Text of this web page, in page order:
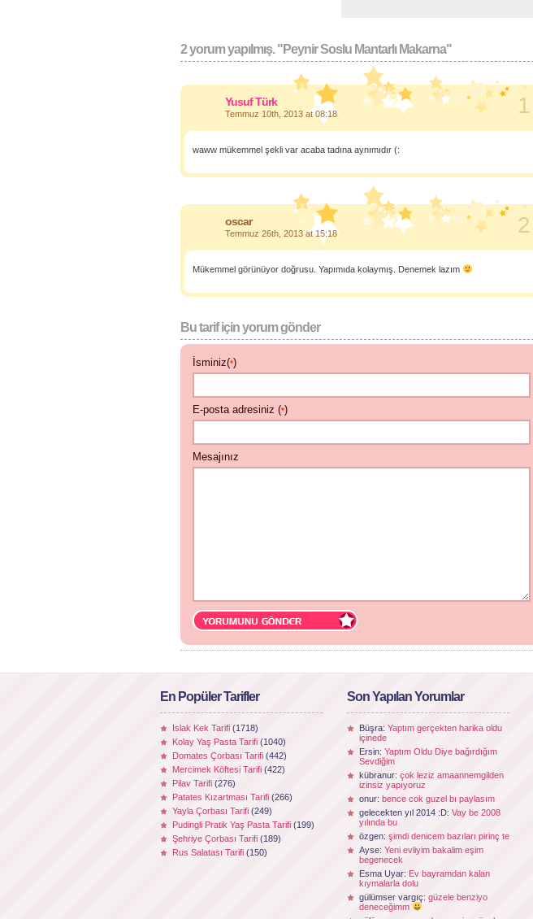
2 yorum yapılmış. "Peynir Soslu Mantarlı Makarna"
Yusuf Türk
Temmuz 10th, 2013 at 08:18 1
waww mükemmel şekli var acaba tadına aynımıdır (:
oscar
Temmuz 26th, 2013 at 15:18 2
Mükemmel görünüyor doğrusu. Yapımıda kolaymış. Denemek lazım
Bu tarif için yorum gönder
İsminiz(*)
E-posta adresiniz (*)
Mesajınız
En Popüler Tarifler
Islak Kek Tarifi (1718)
Kolay Yaş Pasta Tarifi (1040)
Domates Çorbası Tarifi (442)
Mercimek Köftesi Tarifi (422)
Pilav Tarifi (276)
Patates Kızartması Tarifi (266)
Yayla Çorbası Tarifi (249)
Pudingli Pratik Yaş Pasta Tarifi (199)
Şehriye Çorbası Tarifi (189)
Rus Salatası Tarifi (150)
Son Yapılan Yorumlar
Büşra: Yaptım gerçekten harika oldu
içinede
Ersin: Yaptım Oldu Diye bağırdığım
Sevdiğim
kübranur: çok leziz amaannemgilden
izinsiz yapıyoruz
onur: bence cok guzel bı paylasım
gelecekten yıl 2014 :D: Vay be 2008
yılında bu
özgen: şimdi denicem bazıları pirinç te
Ayse: Yeni evliyim bakalim eşim
begenecek
Esma Uyar: Ev bayramdan kalan
kıymalarla dolu
gülümser vargıç: güzele benziyo
deneceğimm